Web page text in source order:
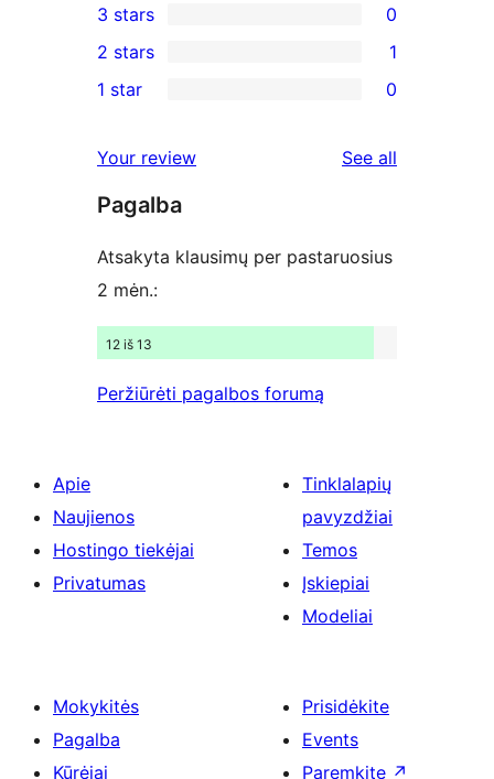
star
reviews
4-
star
reviews
0
3-
star
3 stars 0
2-
review
2 stars 1
star
reviews
1 star 0
Your review See all
Pagalba
Atsakyta klausimų per pastaruosius
2 mėn.:
12 iš 13
Peržiūrėti pagalbos forumą
Apie
Naujienos
Hostingo tiekėjai
Privatumas
Tinklalapių
pavyzdžiai
Temos
Įskiepiai
Modeliai
Mokykitės
Pagalba
Kūrėjai
Prisidėkite
Events
Paremkite ↗